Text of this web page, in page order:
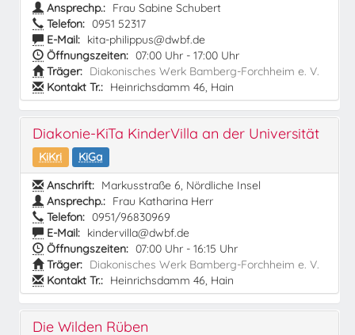
Ansprechp.: Frau Sabine Schubert
Telefon: 0951 52317
E-Mail: kita-philippus@dwbf.de
Öffnungszeiten: 07:00 Uhr - 17:00 Uhr
Träger: Diakonisches Werk Bamberg-Forchheim e. V.
Kontakt Tr.: Heinrichsdamm 46, Hain
Diakonie-KiTa KinderVilla an der Universität
KiKri
KiGa
Anschrift: Markusstraße 6, Nördliche Insel
Ansprechp.: Frau Katharina Herr
Telefon: 0951/96830969
E-Mail: kindervilla@dwbf.de
Öffnungszeiten: 07:00 Uhr - 16:15 Uhr
Träger: Diakonisches Werk Bamberg-Forchheim e. V.
Kontakt Tr.: Heinrichsdamm 46, Hain
Die Wilden Rüben